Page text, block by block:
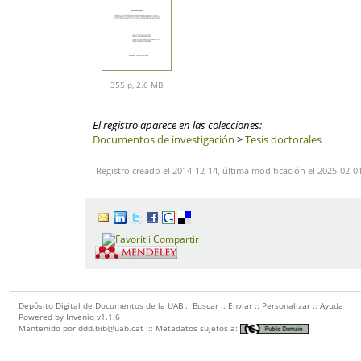
355 p, 2.6 MB
El registro aparece en las colecciones:
Documentos de investigación >Tesis doctorales
Registro creado el 2014-12-14, última modificación el 2025-02-
Depósito Digital de Documentos de la UAB :: Buscar :: Enviar :: Personalizar ::Ayuda
Powered by Invenio v1.1.6
Mantenido porddd.bib@uab.cat :: Metadatos sujetos a: